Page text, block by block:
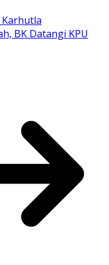
Karhutla
BK Datangi KPU